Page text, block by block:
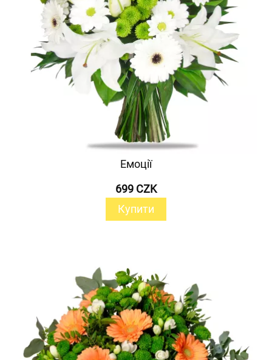
Емоції
699 CZK
Купити